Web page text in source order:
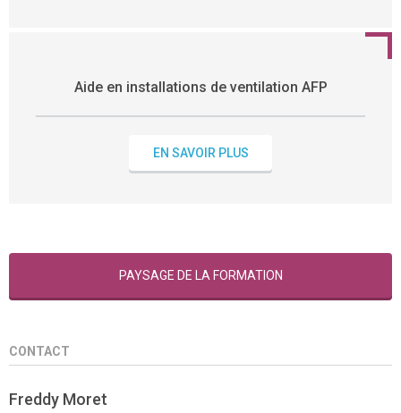
Aide en installations de ventilation AFP
EN SAVOIR PLUS
PAYSAGE DE LA FORMATION
CONTACT
Freddy Moret